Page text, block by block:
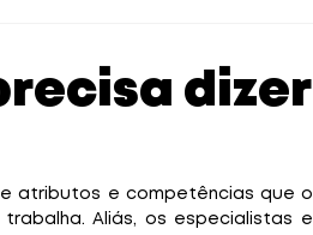
dizer
atributos e competências que o
Aliás, os especialistas e